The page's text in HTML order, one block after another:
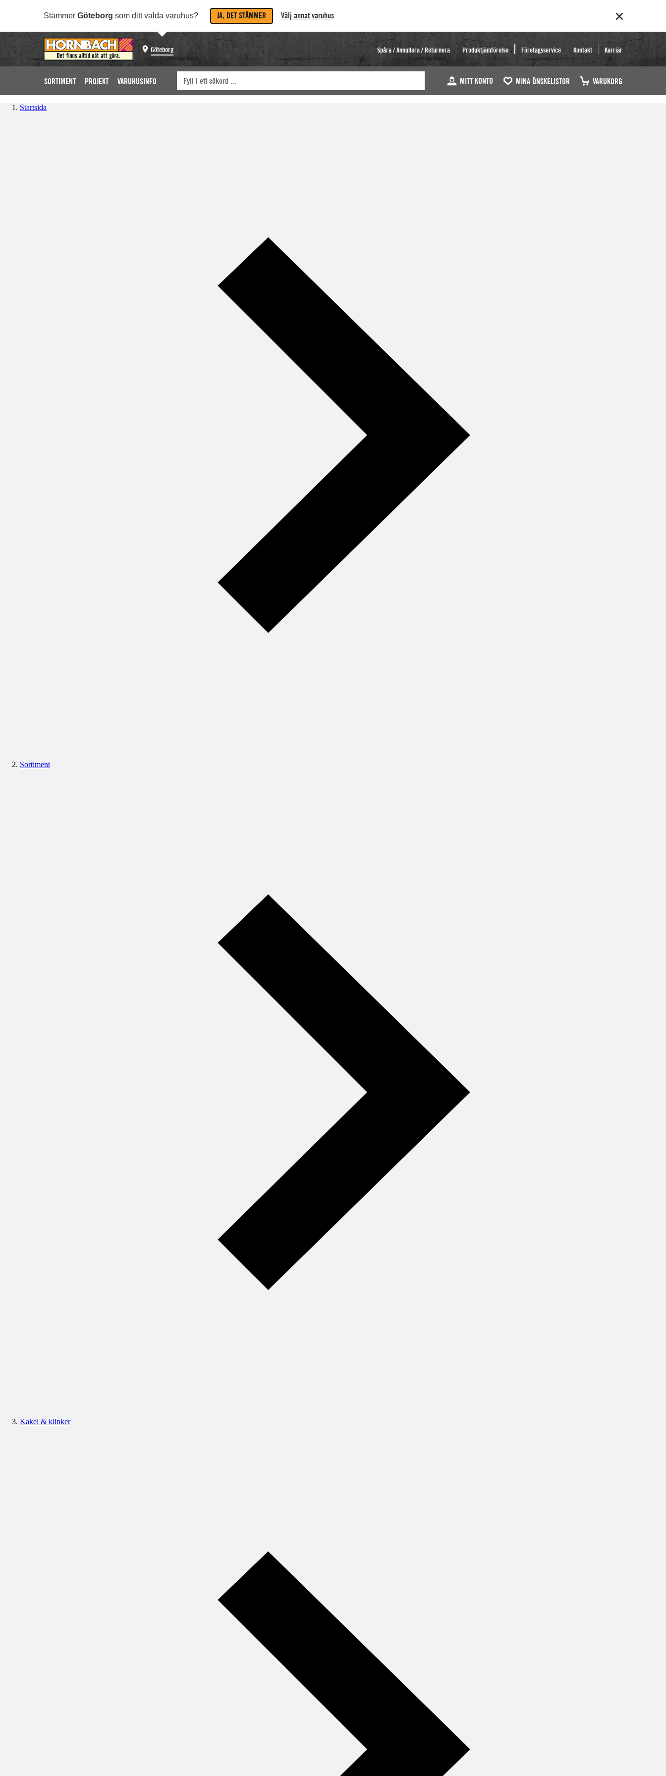
Stämmer Göteborg som ditt valda varuhus? JA, DET STÄMMER Välj annat varuhus
Göteborg Spåra / Annullera / Returnera Produktjämförelse Företagsservice Kontakt Karriär
SORTIMENT PROJEKT VARUHUSINFO MITT KONTO MINA ÖNSKELISTOR VARUKORG
Startsida
Sortiment
Kakel & klinker